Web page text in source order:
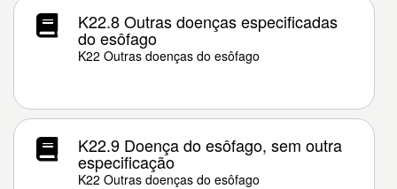
K22.8 Outras doenças especificadas
do esôfago
K22 Outras doenças do esôfago
K22.9 Doença do esôfago, sem outra
especificação
K22 Outras doenças do esôfago